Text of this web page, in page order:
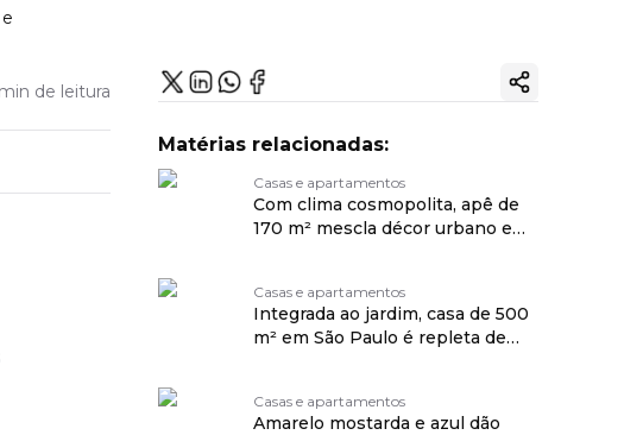
de leitura Copiar link
Matérias relacionadas:
Casas e apartamentos
Com clima cosmopolita, apê de
170 m² mescla décor urbano e
Casas e apartamentos
Integrada ao jardim, casa de 500
m² em São Paulo é repleta de
Casas e apartamentos
Amarelo mostarda e azul dão